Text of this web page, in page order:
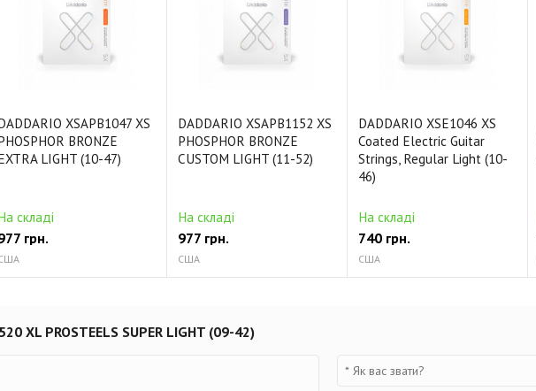
XSAPB1047 XS
BRONZE
LIGHT (10-47)
складі
грн.
DADDARIO XSAPB1152 XS
PHOSPHOR BRONZE
CUSTOM LIGHT (11-52)
На складі
977 грн.
США
DADDARIO XSE1046 XS
Coated Electric Guitar
Strings, Regular Light (10-
46)
На складі
740 грн.
США
XL PROSTEELS SUPER LIGHT (09-42)